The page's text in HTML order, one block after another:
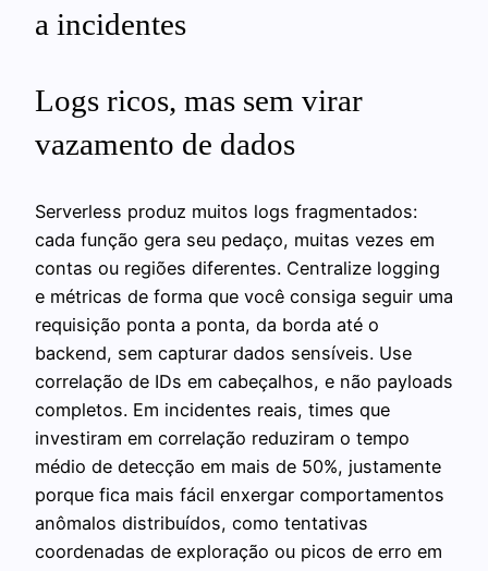
a incidentes
Logs ricos, mas sem virar
vazamento de dados
Serverless produz muitos logs fragmentados:
cada função gera seu pedaço, muitas vezes em
contas ou regiões diferentes. Centralize logging
e métricas de forma que você consiga seguir uma
requisição ponta a ponta, da borda até o
backend, sem capturar dados sensíveis. Use
correlação de IDs em cabeçalhos, e não payloads
completos. Em incidentes reais, times que
investiram em correlação reduziram o tempo
médio de detecção em mais de 50%, justamente
porque fica mais fácil enxergar comportamentos
anômalos distribuídos, como tentativas
coordenadas de exploração ou picos de erro em